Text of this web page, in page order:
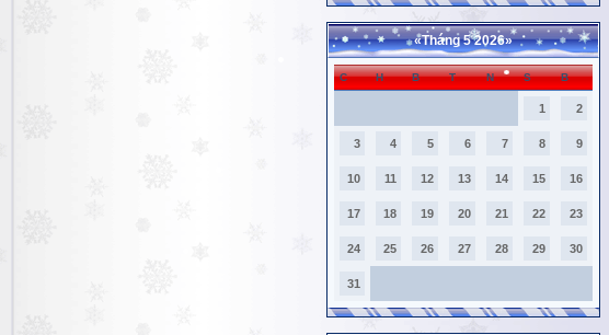
«Tháng 5 2026»
C H B T N S B
1 2
3 4 5 6 7 8 9
10 11 12 13 14 15 16
17 18 19 20 21 22 23
24 25 26 27 28 29 30
31